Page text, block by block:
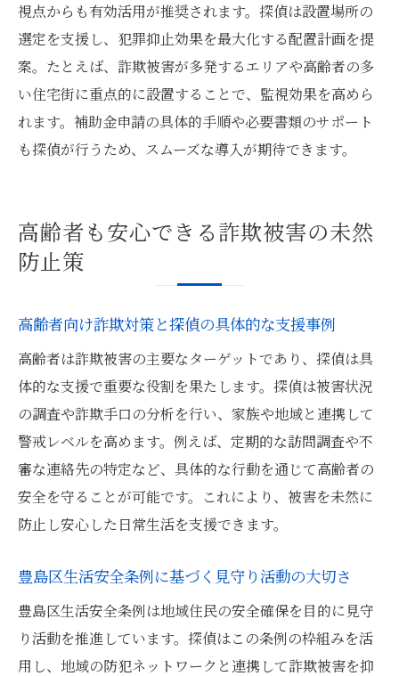
探偵が提案する東京都防犯対策の最新トレ
ンド
行政の詐欺対策支援と探偵の役割を比較解
説
探偵活用で実現する安全な地域環境づくり
流れ
探偵が教える無料商法の手口と対処法一覧
安心を守る無料商法への具体的な探偵活用
術
無料商法被害を未然に防ぐ豊島区の探偵の
力
探偵と一緒に考える無料商法対策の実践例
視点からも有効活用が推奨されます。探偵は設置場所の
選定を支援し、犯罪抑止効果を最大化する配置計画を提
案。たとえば、詐欺被害が多発するエリアや高齢者の多
い住宅街に重点的に設置することで、監視効果を高めら
れます。補助金申請の具体的手順や必要書類のサポート
も探偵が行うため、スムーズな導入が期待できます。
高齢者も安心できる詐欺被害の未然
防止策
高齢者向け詐欺対策と探偵の具体的な支援事例
高齢者は詐欺被害の主要なターゲットであり、探偵は具
体的な支援で重要な役割を果たします。探偵は被害状況
の調査や詐欺手口の分析を行い、家族や地域と連携して
警戒レベルを高めます。例えば、定期的な訪問調査や不
審な連絡先の特定など、具体的な行動を通じて高齢者の
安全を守ることが可能です。これにより、被害を未然に
防止し安心した日常生活を支援できます。
豊島区生活安全条例に基づく見守り活動の大切さ
豊島区生活安全条例は地域住民の安全確保を目的に見守
り活動を推進しています。探偵はこの条例の枠組みを活
用し、地域の防犯ネットワークと連携して詐欺被害を抑